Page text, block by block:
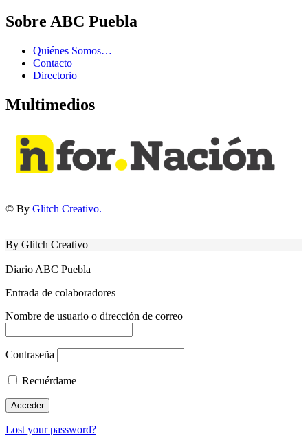
Sobre ABC Puebla
Quiénes Somos…
Contacto
Directorio
Multimedios
© By Glitch Creativo.
By Glitch Creativo
Diario ABC Puebla
Entrada de colaboradores
Nombre de usuario o dirección de correo
Contraseña
Recuérdame
Lost your password?